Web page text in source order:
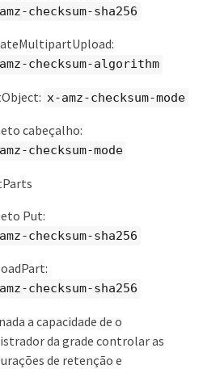
checksum-sha256
checksum-algorithm
x-amz-checksum-mode
cabeçalho:
checksum-mode
Put:
checksum-sha256
checksum-sha256
a capacidade de o
da grade controlar as
de retenção e